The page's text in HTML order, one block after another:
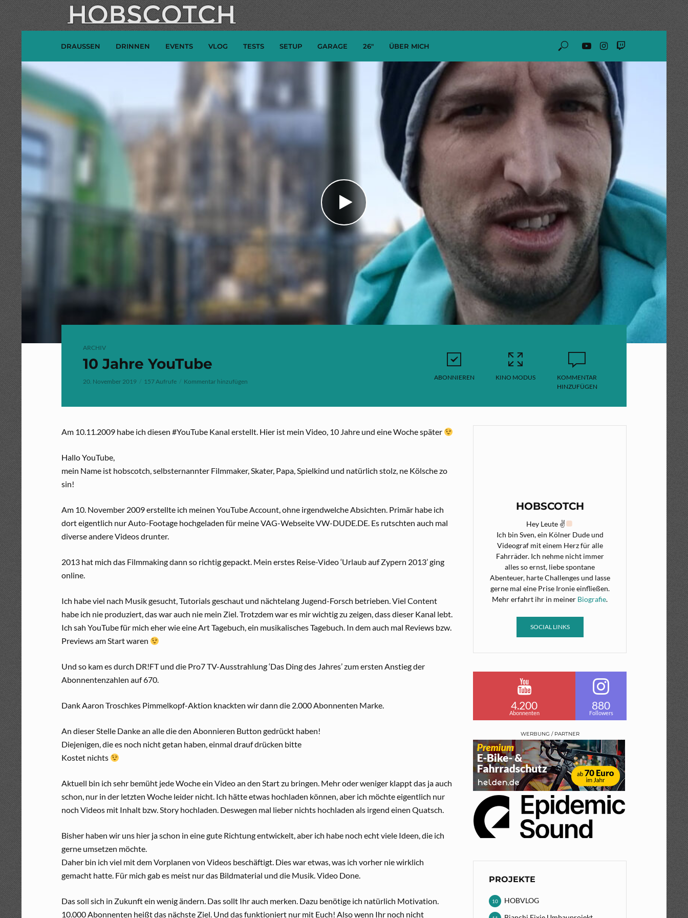
DRAUSSEN DRINNEN EVENTS VLOG TESTS SETUP GARAGE 26″ ÜBER MICH
ARCHIV
10 Jahre YouTube
20. November 2019 157 Aufrufe Kommentar hinzufügen
ABONNIEREN KINO MODUS
KOMMENTAR
HINZUFÜGEN
Am 10.11.2009 habe ich diesen #YouTube Kanal erstellt. Hier ist mein Video, 10 Jahre und eine Woche später
Hallo YouTube,
mein Name ist hobscotch, selbsternannter Filmmaker, Skater, Papa, Spielkind und natürlich stolz, ne Kölsche zo
sin!
Am 10. November 2009 erstellte ich meinen YouTube Account, ohne irgendwelche Absichten. Primär habe ich
dort eigentlich nur Auto-Footage hochgeladen für meine VAG-Webseite VW-DUDE.DE. Es rutschten auch mal
diverse andere Videos drunter.
2013 hat mich das Filmmaking dann so richtig gepackt. Mein erstes Reise-Video ‘Urlaub auf Zypern 2013’ ging
online.
Ich habe viel nach Musik gesucht, Tutorials geschaut und nächtelang Jugend-Forsch betrieben. Viel Content
habe ich nie produziert, das war auch nie mein Ziel. Trotzdem war es mir wichtig zu zeigen, dass dieser Kanal lebt.
Ich sah YouTube für mich eher wie eine Art Tagebuch, ein musikalisches Tagebuch. In dem auch mal Reviews bzw.
Previews am Start waren
Und so kam es durch DR!FT und die Pro7 TV-Ausstrahlung ‘Das Ding des Jahres’ zum ersten Anstieg der
Abonnentenzahlen auf 670.
Dank Aaron Troschkes Pimmelkopf-Aktion knackten wir dann die 2.000 Abonnenten Marke.
An dieser Stelle Danke an alle die den Abonnieren Button gedrückt haben!
Diejenigen, die es noch nicht getan haben, einmal drauf drücken bitte
Kostet nichts
Aktuell bin ich sehr bemüht jede Woche ein Video an den Start zu bringen. Mehr oder weniger klappt das ja auch
schon, nur in der letzten Woche leider nicht. Ich hätte etwas hochladen können, aber ich möchte eigentlich nur
noch Videos mit Inhalt bzw. Story hochladen. Deswegen mal lieber nichts hochladen als irgend einen Quatsch.
Bisher haben wir uns hier ja schon in eine gute Richtung entwickelt, aber ich habe noch echt viele Ideen, die ich
gerne umsetzen möchte.
Daher bin ich viel mit dem Vorplanen von Videos beschäftigt. Dies war etwas, was ich vorher nie wirklich
gemacht hatte. Für mich gab es meist nur das Bildmaterial und die Musik. Video Done.
Das soll sich in Zukunft ein wenig ändern. Das sollt Ihr auch merken. Dazu benötige ich natürlich Motivation.
10.000 Abonnenten heißt das nächste Ziel. Und das funktioniert nur mit Euch! Also wenn Ihr noch nicht
HOBSCOTCH
Hey Leute ✌
Ich bin Sven, ein Kölner Dude und
Videograf mit einem Herz für alle
Fahrräder. Ich nehme nicht immer
alles so ernst, liebe spontane
Abenteuer, harte Challenges und lasse
gerne mal eine Prise Ironie einfließen.
Mehr erfahrt ihr in meiner Biografie.
SOCIAL LINKS
4.200
Abonnenten
880
Followers
WERBUNG / PARTNER
PROJEKTE
HOBVLOG
10